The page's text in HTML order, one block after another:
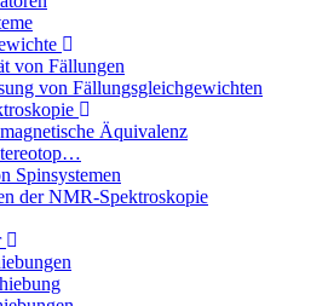
von Fällungen
von Fällungsgleichgewichten
Äquivalenz
Spinsystemen
der NMR-Spektroskopie